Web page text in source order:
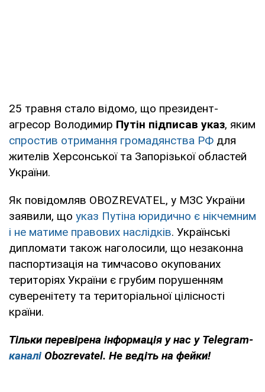
25 травня стало відомо, що президент-
агресор Володимир Путін підписав указ, яким
спростив отримання громадянства РФ для
жителів Херсонської та Запорізької областей
України.
Як повідомляв OBOZREVATEL, у МЗС України
заявили, що указ Путіна юридично є нікчемним
і не матиме правових наслідків. Українські
дипломати також наголосили, що незаконна
паспортизація на тимчасово окупованих
територіях України є грубим порушенням
суверенітету та територіальної цілісності
країни.
Тільки перевірена інформація у нас у Telegram-
каналі Obozrevatel. Не ведіть на фейки!